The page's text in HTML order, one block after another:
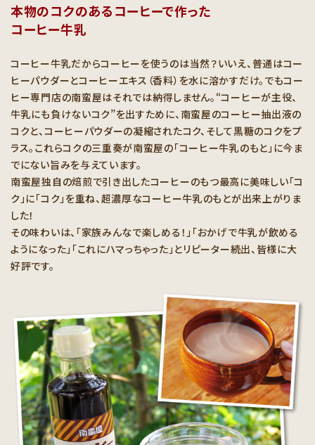
本物のコクのあるコーヒーで作った
コーヒー牛乳
コーヒー牛乳だからコーヒーを使うのは当然？いいえ、普通はコー
ヒーパウダーとコーヒーエキス（香料）を水に溶かすだけ。でもコー
ヒー専門店の南蛮屋はそれでは納得しません。“コーヒーが主役、
牛乳にも負けないコク”を出すために、南蛮屋のコーヒー抽出液の
コクと、コーヒーパウダーの凝縮されたコク、そして黒糖のコクをプ
ラス。これらコクの三重奏が南蛮屋の「コーヒー牛乳のもと」に今ま
でにない旨みを与えています。
南蛮屋独自の焙煎で引き出したコーヒーのもつ最高に美味しい「コ
ク」に「コク」を重ね、超濃厚なコーヒー牛乳のもとが出来上がりま
した！
その味わいは、「家族みんなで楽しめる！」「おかげで牛乳が飲める
ようになった」「これにハマっちゃった」とリピーター続出、皆様に大
好評です。